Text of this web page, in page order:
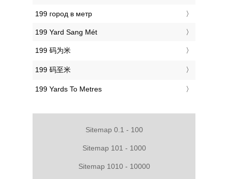
‎199 город в метр
‎199 Yard Sang Mét
‎199 码为米
‎199 码至米
‎199 Yards To Metres
Sitemap 0.1 - 100
Sitemap 101 - 1000
Sitemap 1010 - 10000